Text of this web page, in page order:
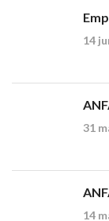
14
31
14